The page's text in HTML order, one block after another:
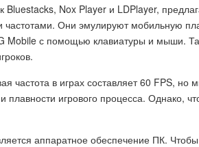
Bluestacks, Nox Player и LDPlayer,
частотами. Они эмулируют мобильную
Mobile с помощью клавиатуры и мыши.
частота в играх составляет 60 FPS, но
плавности игрового процесса. Однако,
аппаратное обеспечение ПК.